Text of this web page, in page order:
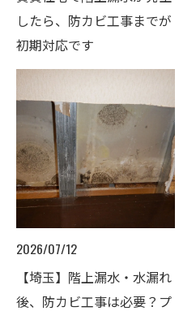
したら、防カビ工事までが
初期対応です
2026/07/12
【埼玉】階上漏水・水漏れ
後、防カビ工事は必要？プ